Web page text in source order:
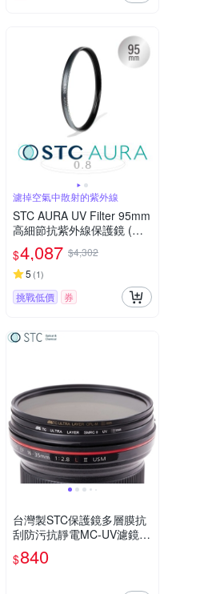
濾掉空氣中散射的紫外線
STC AURA UV Filter 95mm
高細節抗紫外線保護鏡 (公
司貨)
$4,087 $4,302
5 (1)
挑戰低價 券
台灣製STC保護鏡多層膜抗
刮防污抗靜電MC-UV濾鏡Ul
tra Layer UV Filter 55mm保
護鏡(口徑55mm濾鏡)MRC-
$840